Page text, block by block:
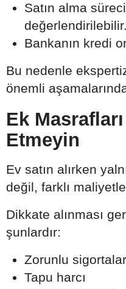
Satın alma
değerlendirilebilir.
Bankanın kredi
Bu nedenle
önemli
Ek
Etmeyin
Ev satın alırken
değil, farklı
Dikkate alınması
şunlardır:
Zorunlu sigortalar
Tapu harcı